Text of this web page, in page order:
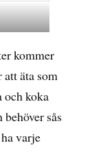
kommer
äta som
och koka
sås
varje